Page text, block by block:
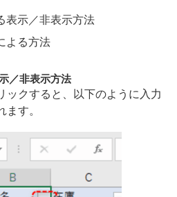
表示／非表示方法
よる方法
／非表示方法
ックすると、以下のように入力
ます。